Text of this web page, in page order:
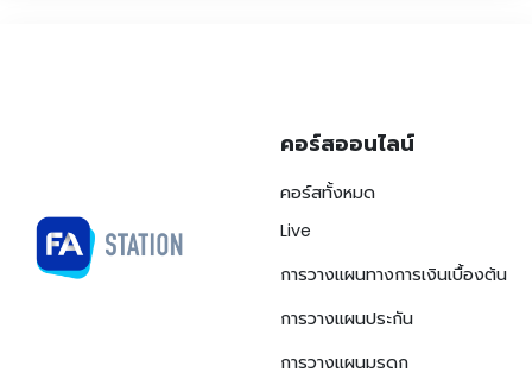
คอร์สออนไลน์
คอร์สทั้งหมด
Live
การวางแผนทางการเงินเบื้องต้น
การวางแผนประกัน
การวางแผนมรดก